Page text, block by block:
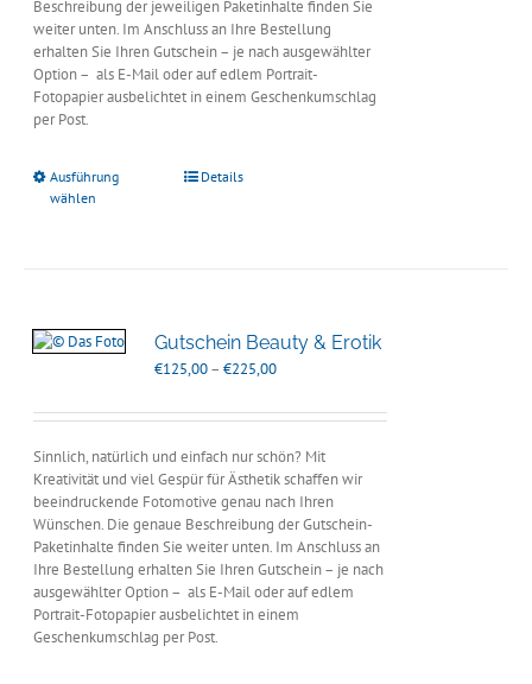
Beschreibung der jeweiligen Paketinhalte finden Sie
weiter unten. Im Anschluss an Ihre Bestellung
erhalten Sie Ihren Gutschein – je nach ausgewählter
Option – als E-Mail oder auf edlem Portrait-
Fotopapier ausbelichtet in einem Geschenkumschlag
per Post.
Ausführung
wählen
Details
Gutschein Beauty & Erotik
€125,00–€225,00Preisspanne:
bis
Sinnlich, natürlich und einfach nur schön? Mit
Kreativität und viel Gespür für Ästhetik schaffen wir
beeindruckende Fotomotive genau nach Ihren
Wünschen. Die genaue Beschreibung der Gutschein-
Paketinhalte finden Sie weiter unten. Im Anschluss an
Ihre Bestellung erhalten Sie Ihren Gutschein – je nach
ausgewählter Option – als E-Mail oder auf edlem
Portrait-Fotopapier ausbelichtet in einem
Geschenkumschlag per Post.